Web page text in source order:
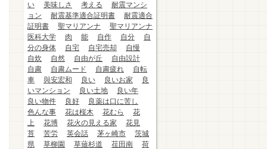
い
美味しさ 考える
耐震マンシ
ョン
耐震基準適合証明書
耐震適合
証明書
聖マリアンナ
聖マリアンナ
医科大学
肉 能 自作 自分
自
分の身体
自宅 自宅売却
自慢
自炊
自然 自由が丘
自由設計
自粛
自粛ムード 自粛疲れ
自転
車
與安宏和 良い 良いお家
良
いマンション
良い土地
良い年
良い物件
良好
良薬は口に苦し
色んな事
花は桜木 花むら
花
上
花博 花火の見える家
花見
苔
苦労 英会話 茅ヶ崎市
茨城
県
草柳園 草薙杉道 荏田南
荷